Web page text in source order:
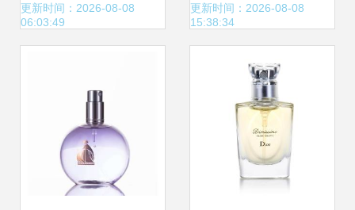
格、评价与返利诱
更新时间：2026-08-08
06:03:49
的职场香水推荐
更新时间：2026-08-08
15:38:34